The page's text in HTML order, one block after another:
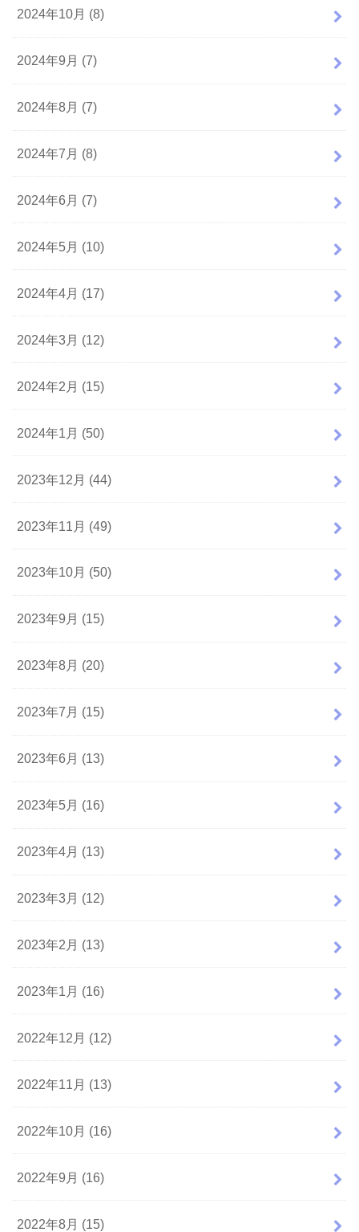
2024年10月 (8)
2024年9月 (7)
2024年8月 (7)
2024年7月 (8)
2024年6月 (7)
2024年5月 (10)
2024年4月 (17)
2024年3月 (12)
2024年2月 (15)
2024年1月 (50)
2023年12月 (44)
2023年11月 (49)
2023年10月 (50)
2023年9月 (15)
2023年8月 (20)
2023年7月 (15)
2023年6月 (13)
2023年5月 (16)
2023年4月 (13)
2023年3月 (12)
2023年2月 (13)
2023年1月 (16)
2022年12月 (12)
2022年11月 (13)
2022年10月 (16)
2022年9月 (16)
2022年8月 (15)